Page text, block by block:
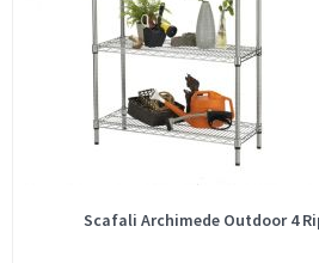
Scafali Archimede Outdoor 4